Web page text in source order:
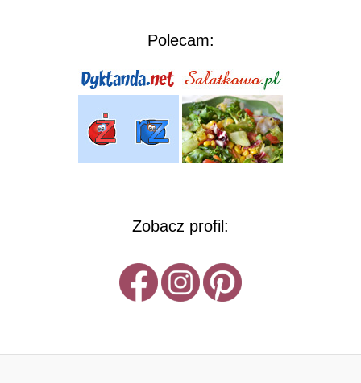
Polecam:
Zobacz profil: